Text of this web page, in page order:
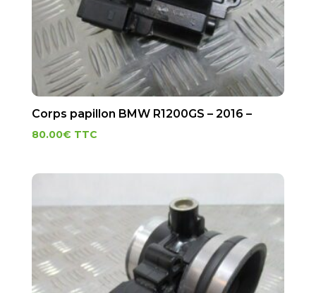
Corps papillon BMW R1200GS – 2016 –
80.00€ TTC